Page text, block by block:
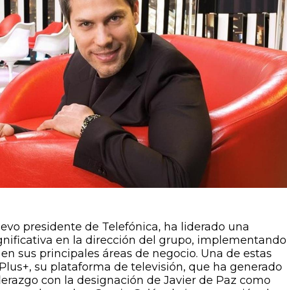
presidente de Telefónica, ha liderado una
en la dirección del grupo, implementando
sus principales áreas de negocio. Una de estas
su plataforma de televisión, que ha generado
con la designación de Javier de Paz como